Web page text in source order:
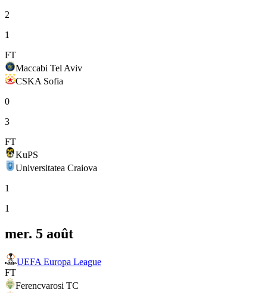
2
1
FT
Maccabi Tel Aviv
CSKA Sofia
0
3
FT
KuPS
Universitatea Craiova
1
1
mer. 5 août
UEFA Europa League
FT
Ferencvarosi TC